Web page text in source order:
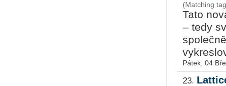
(Matching
Tato
– tedy
Pátek, 04
23.